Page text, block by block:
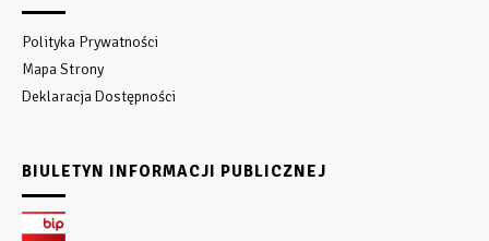
Polityka Prywatności
Mapa Strony
Deklaracja Dostępności
BIULETYN INFORMACJI PUBLICZNEJ